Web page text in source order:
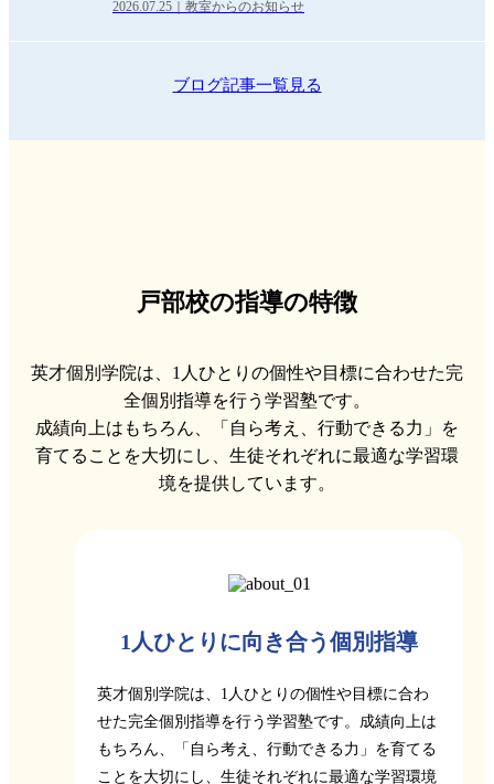
2026.07.25｜教室からのお知らせ
ブログ記事一覧見る
戸部校の指導の特徴
英才個別学院は、1人ひとりの個性や目標に合わせた完
全個別指導を行う学習塾です。
成績向上はもちろん、「自ら考え、行動できる力」を
育てることを大切にし、生徒それぞれに最適な学習環
境を提供しています。
1人ひとりに向き合う個別指導
英才個別学院は、1人ひとりの個性や目標に合わ
せた完全個別指導を行う学習塾です。成績向上は
もちろん、「自ら考え、行動できる力」を育てる
ことを大切にし、生徒それぞれに最適な学習環境